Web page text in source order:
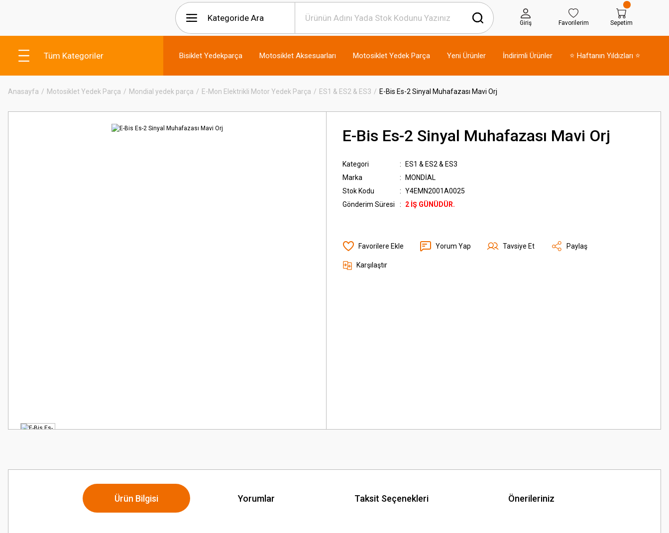
Giriş Favorilerim Sepetim
Tüm Kategoriler Bisiklet Yedekparça Motosiklet Aksesuarları Motosiklet Yedek Parça Yeni Ürünler İndirimli Ürünler ⭐ Haftanın Yıldızları ⭐
Anasayfa Motosiklet Yedek Parça Mondial yedek parça E-Mon Elektrikli Motor Yedek Parça ES1 & ES2 & ES3 E-Bis Es-2 Sinyal Muhafazası Mavi Orj
E-Bis Es-2 Sinyal Muhafazası Mavi Orj
Kategori
ES1 & ES2 & ES3
Marka
MONDİAL
Stok Kodu
Y4EMN2001A0025
Gönderim Süresi
2 İŞ GÜNÜDÜR.
Yorum Yap Tavsiye Et Paylaş
Karşılaştır
Ürün Bilgisi Yorumlar Taksit Seçenekleri Önerileriniz